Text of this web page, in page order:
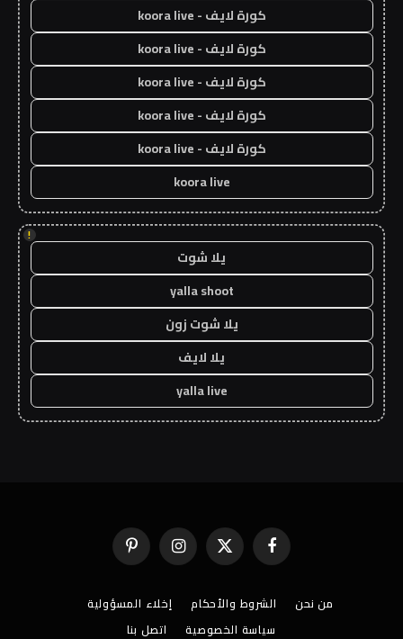
كورة لايف - koora live
كورة لايف - koora live
كورة لايف - koora live
كورة لايف - koora live
كورة لايف - koora live
koora live
!
يلا شوت
yalla shoot
يلا شوت زون
يلا لايف
yalla live
فيسبوك X
(Twitter)
الانستغرامبينتيريست
من نحن الشروط والأحكام
إخلاء المسؤولية
سياسة الخصوصية
اتصل بنا